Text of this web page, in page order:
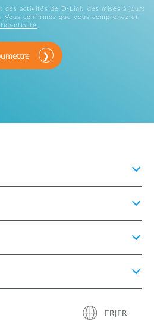
des activités de D-Link, des mises à jours
confirmez que vous comprenez et
.
FR|FR